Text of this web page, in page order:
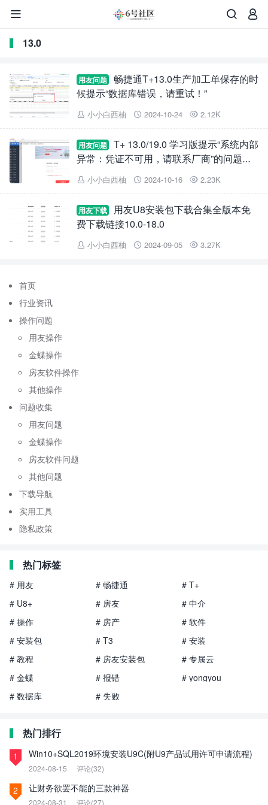



13.0
用友问题
畅捷通T+13.0生产加工单保存的时
候提示“数据库错误，请重试！”
 小小白西柚  2024-10-24  2.12K
用友问题
T+ 13.0/19.0 学习版提示“系统内部
异常：凭证不可用，请联系厂商”的问题解
决
 小小白西柚  2024-10-16  2.23K
用友下载
用友U8安装包下载合集全版本免
费下载链接10.0-18.0
 小小白西柚  2024-09-05  3.27K
首页
行业资讯
操作问题
用友操作
金蝶操作
房友软件操作
其他操作
问题收集
用友问题
金蝶操作
房友软件问题
其他问题
下载导航
实用工具
隐私政策
热门标签
# 用友 # 畅捷通
# T+
# U8+
# 房友
# 中介
# 操作
# 房产
# 软件
# 安装包
# T3
# 安装
# 教程
# 房友安装包
# 专属云
# 金蝶
# 报错
# yongyou
# 数据库
# 失败
热门排行
1 Win10+SQL2019环境安装U9C(附U9产品试用许可申请流程)
2024-08-15 评论(32)
2 让财务欲罢不能的三款神器
2024-08-31 评论(27)